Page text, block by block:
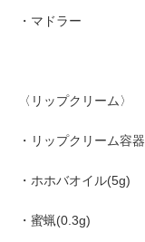
・マドラー
〈リップクリーム〉
・リップクリーム容器
・ホホバオイル(5g)
・蜜蝋(0.3g)